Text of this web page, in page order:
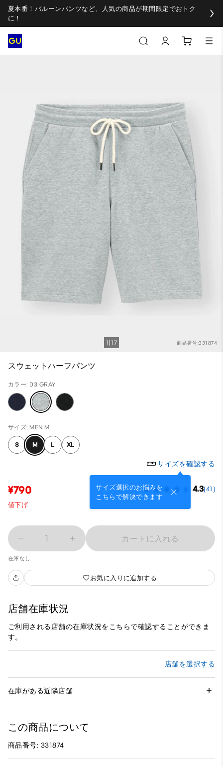
夏本番！バルーンパンツなど、人気の商品が期間限定でおトク
に！
商品番号:331874
1 17
スウェットハーフパンツ
カラー: 03 GRAY
サイズ: MEN M
S M L XL
サイズを確認する
サイズ選択のお悩みを
こちらで解決できます
¥790 4.3(41)
値下げ
1 カートに入れる
在庫なし
お気に入りに追加する
店舗在庫状況
ご利用される店舗の在庫状況をこちらで確認することができま
す。
店舗を選択する
在庫がある近隣店舗
この商品について
商品番号: 331874